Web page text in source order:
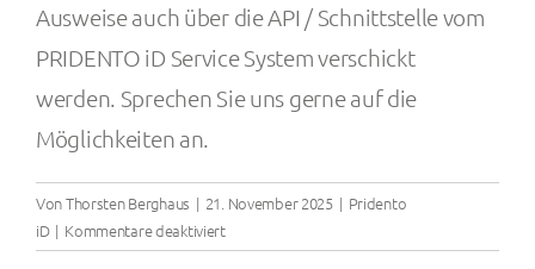
Ausweise auch über die API / Schnittstelle vom
PRIDENTO iD Service System verschickt
werden. Sprechen Sie uns gerne auf die
Möglichkeiten an.
VonThorsten Berghaus | 21. November 2025 | Pridento
iD | Kommentare deaktiviertfür
Kann